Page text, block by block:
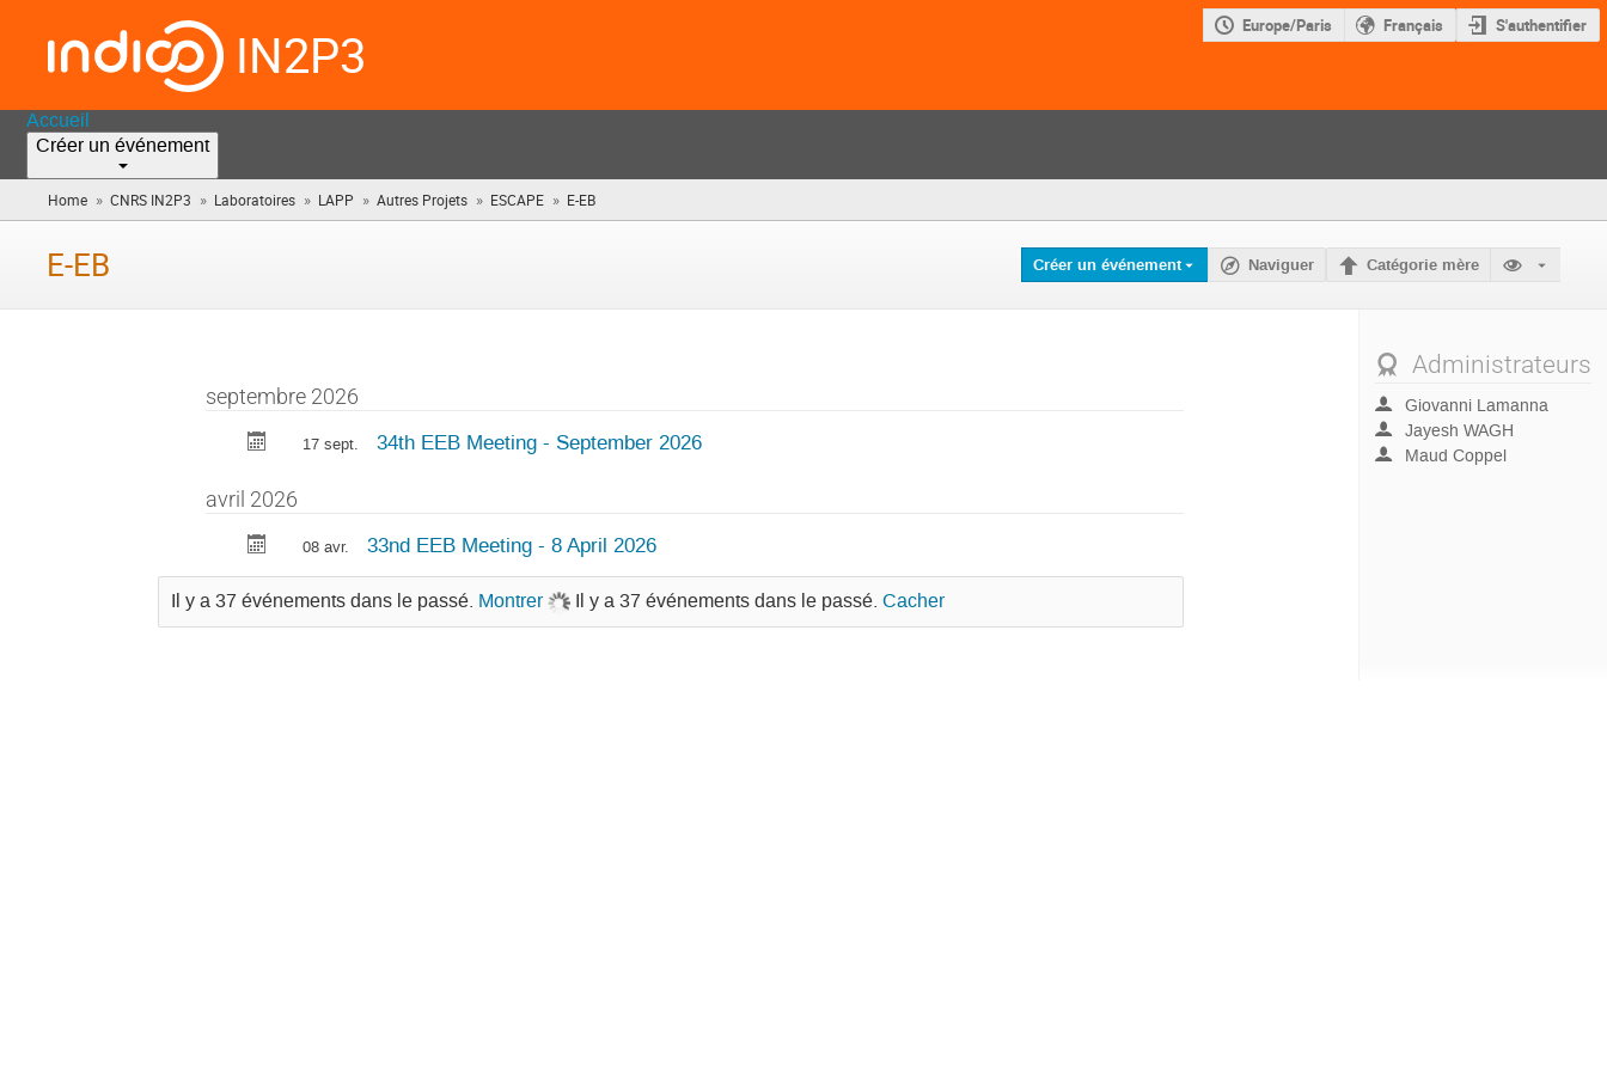
IN2P3 Europe/Paris Français S'authentifier
Accueil
Créer un événement
Home » CNRS IN2P3 » Laboratoires » LAPP » Autres Projets » ESCAPE » E-EB
êtes
E-EB Créer un événement Naviguer Catégorie mère
septembre 2026
17 sept. 34th EEB Meeting - September 2026
avril 2026
08 avr. 33nd EEB Meeting - 8 April 2026
Il y a 37 événements dans le passé. Montrer Il y a 37 événements dans le passé.Cacher
Administrateurs
Giovanni Lamanna
Jayesh WAGH
Maud Coppel